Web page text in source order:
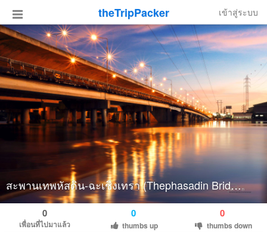
theTripPacker เข้าสู่ระบบ
สะพานเทพหัสดิน-ฉะเชิงเทรา (Thephasadin Bridge-Chachoengsao)
0
เพื่อนที่ไปมาแล้ว
0
thumbs up
0
thumbs down